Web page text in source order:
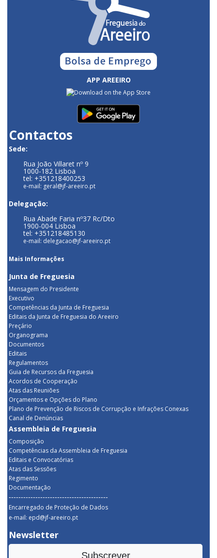
APP AREEIRO
Contactos
Sede:
Rua João Villaret nº 9
1000-182 Lisboa
tel: +351218400253
e-mail: geral@jf-areeiro.pt
Delegação:
Rua Abade Faria nº37 Rc/Dto
1900-004 Lisboa
tel: +351218485130
e-mail: delegacao@jf-areeiro.pt
Mais Informações
Junta de Freguesia
Mensagem do Presidente
Executivo
Competências da Junta de Freguesia
Editais da Junta de Freguesia do Areeiro
Preçário
Organograma
Documentos
Editais
Regulamentos
Guia de Recursos da Freguesia
Acordos de Cooperação
Atas das Reuniões
Orçamentos e Opções do Plano
Plano de Prevenção de Riscos de Corrupção e Infrações Conexas
Canal de Denúncias
Assembleia de Freguesia
Composição
Competências da Assembleia de Freguesia
Editais e Convocatórias
Atas das Sessões
Regimento
Documentação
-----------------------------------------
Encarregado de Proteção de Dados
e-mail: epd@jf-areeiro.pt
Newsletter
Subscrever